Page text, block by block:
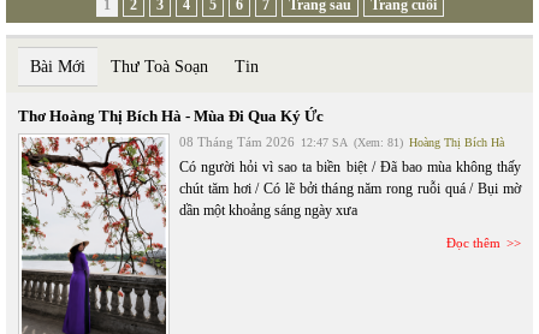
1 2 3 4 5 6 7 Trang sau Trang cuối
Bài Mới Thư Toà Soạn Tin
Thơ Hoàng Thị Bích Hà - Mùa Đi Qua Ký Ức
08 Tháng Tám 2026 12:47 SA (Xem: 81) Hoàng Thị Bích Hà
Có người hỏi vì sao ta biền biệt / Đã bao mùa không thấy
chút tăm hơi / Có lẽ bởi tháng năm rong ruỗi quá / Bụi mờ
dần một khoảng sáng ngày xưa
Đọc thêm